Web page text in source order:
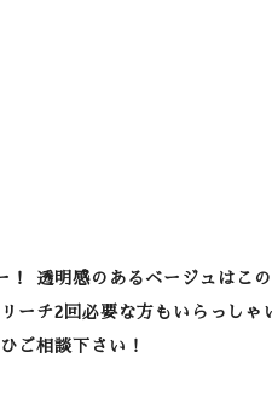
！ 透明感のあるベージュはこ
ーチ2回必要な方もいらっしゃ
ご相談下さい！